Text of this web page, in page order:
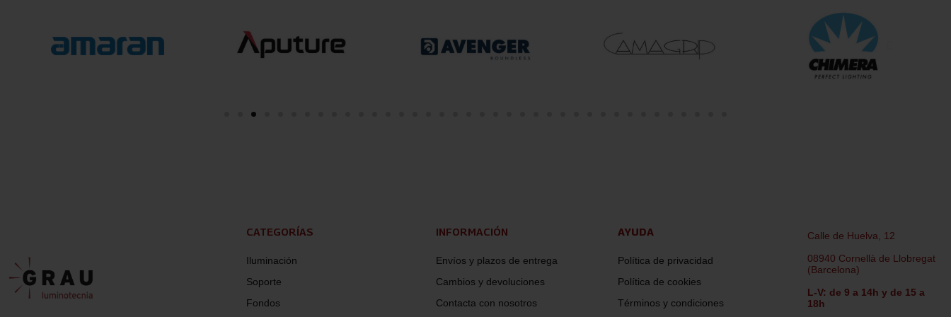
CATEGORÍAS
Iluminación
Soporte
Fondos
INFORMACIÓN
Envíos y plazos de entrega
Cambios y devoluciones
Contacta con nosotros
AYUDA
Política de privacidad
Política de cookies
Términos y condiciones
Calle de Huelva, 12
08940 Cornellà de Llobregat
(Barcelona)
L-V: de 9 a 14h y de 15 a
18h